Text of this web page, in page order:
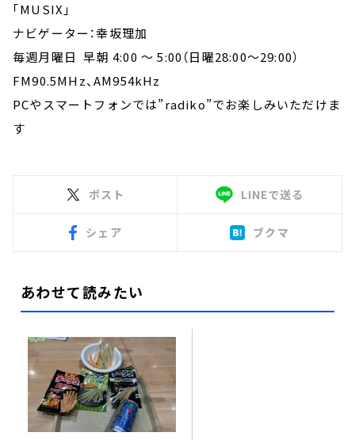
｢MUSIX｣
ナビゲーター：幸坂理加
毎週月曜日 早朝 4:00 ～ 5:00（日曜28:00～29:00）
FM90.5MHz、AM954kHz
PCやスマートフォンでは”radiko”でお楽しみいただけま
す
ポスト LINEで送る
シェア ブクマ
あわせて読みたい